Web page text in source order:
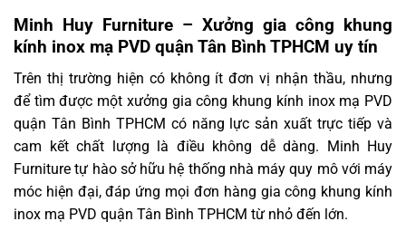
Minh Huy Furniture – Xưởng gia công khung
kính inox mạ PVD quận Tân Bình TPHCM uy tín
Trên thị trường hiện có không ít đơn vị nhận thầu, nhưng
để tìm được một xưởng gia công khung kính inox mạ PVD
quận Tân Bình TPHCM có năng lực sản xuất trực tiếp và
cam kết chất lượng là điều không dễ dàng. Minh Huy
Furniture tự hào sở hữu hệ thống nhà máy quy mô với máy
móc hiện đại, đáp ứng mọi đơn hàng gia công khung kính
inox mạ PVD quận Tân Bình TPHCM từ nhỏ đến lớn.